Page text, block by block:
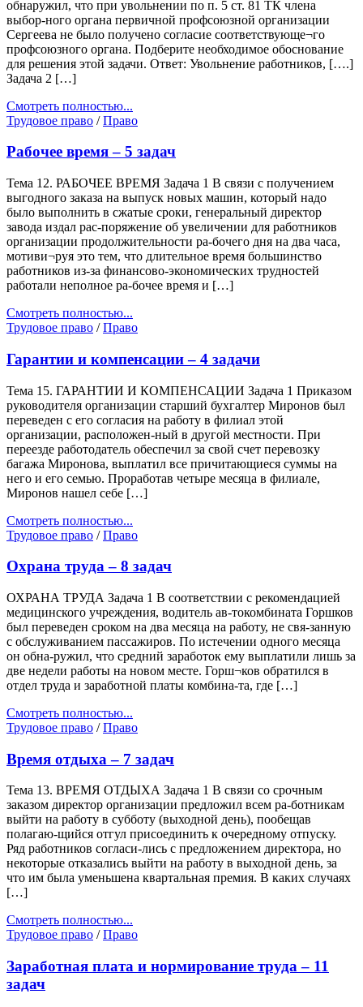
обнаружил, что при увольнении по п. 5 ст. 81 ТК члена
выбор-ного органа первичной профсоюзной организации
Сергеева не было получено согласие соответствующе¬го
профсоюзного органа. Подберите необходимое обоснование
для решения этой задачи. Ответ: Увольнение работников, [….]
Задача 2 […]
Смотреть полностью...
Трудовое право /Право
Рабочее время – 5 задач
Тема 12. РАБОЧЕЕ ВРЕМЯ Задача 1 В связи с получением
выгодного заказа на выпуск новых машин, который надо
было выполнить в сжатые сроки, генеральный директор
завода издал рас-поряжение об увеличении для работников
организации продолжительности ра-бочего дня на два часа,
мотиви¬руя это тем, что длительное время большинство
работников из-за финансово-экономических трудностей
работали неполное ра-бочее время и […]
Смотреть полностью...
Трудовое право /Право
Гарантии и компенсации – 4 задачи
Тема 15. ГАРАНТИИ И КОМПЕНСАЦИИ Задача 1 Приказом
руководителя организации старший бухгалтер Миронов был
переведен с его согласия на работу в филиал этой
организации, расположен-ный в другой местности. При
переезде работодатель обеспечил за свой счет перевозку
багажа Миронова, выплатил все причитающиеся суммы на
него и его семью. Проработав четыре месяца в филиале,
Миронов нашел себе […]
Смотреть полностью...
Трудовое право /Право
Охрана труда – 8 задач
ОХРАНА ТРУДА Задача 1 В соответствии с рекомендацией
медицинского учреждения, водитель ав-токомбината Горшков
был переведен сроком на два месяца на работу, не свя-занную
с обслуживанием пассажиров. По истечении одного месяца
он обна-ружил, что средний заработок ему выплатили лишь за
две недели работы на новом месте. Горш¬ков обратился в
отдел труда и заработной платы комбина-та, где […]
Смотреть полностью...
Трудовое право /Право
Время отдыха – 7 задач
Тема 13. ВРЕМЯ ОТДЫХА Задача 1 В связи со срочным
заказом директор организации предложил всем ра-ботникам
выйти на работу в субботу (выходной день), пообещав
полагаю-щийся отгул присоединить к очередному отпуску.
Ряд работников согласи-лись с предложением директора, но
некоторые отказались выйти на работу в выходной день, за
что им была уменьшена квартальная премия. В каких случаях
[…]
Смотреть полностью...
Трудовое право /Право
Заработная плата и нормирование труда – 11
задач